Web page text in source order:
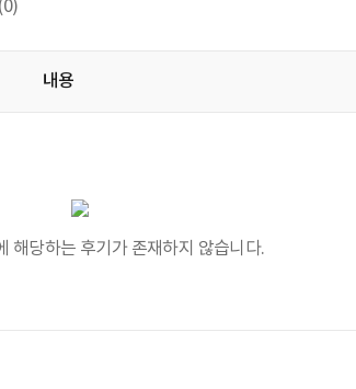
(0)
내용
해당하는 후기가 존재하지 않습니다.